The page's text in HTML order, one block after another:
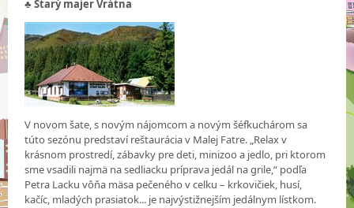
♣Starý majer Vrátna
V novom šate, s novým nájomcom a novým šéfkuchárom sa
túto sezónu predstaví reštaurácia v Malej Fatre. „Relax v
krásnom prostredí, zábavky pre deti, minizoo a jedlo, pri ktorom
sme vsadili najmä na sedliacku príprava jedál na grile,“ podľa
Petra Lacku vôňa mäsa pečeného v celku – krkovičiek, husí,
kačíc, mladých prasiatok... je najvýstižnejším jedálnym lístkom.